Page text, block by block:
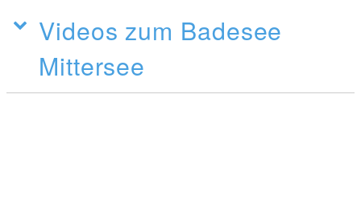
Videos zum Badesee
Mittersee